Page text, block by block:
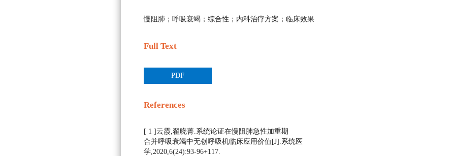
慢阻肺；呼吸衰竭；综合性；内科治疗方案；临床效果
Full Text
PDF
References
[ 1 ]云霞,翟晓菁.系统论证在慢阻肺急性加重期
合并呼吸衰竭中无创呼吸机临床应用价值[J].系统医
学,2020,6(24):93-96+117.